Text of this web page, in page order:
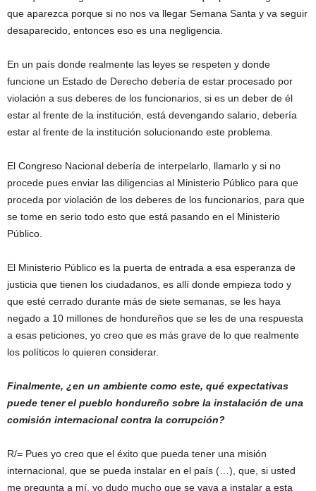
que aparezca porque si no nos va llegar Semana Santa y va seguir
desaparecido, entonces eso es una negligencia.
En un país donde realmente las leyes se respeten y donde
funcione un Estado de Derecho debería de estar procesado por
violación a sus deberes de los funcionarios, si es un deber de él
estar al frente de la institución, está devengando salario, debería
estar al frente de la institución solucionando este problema.
El Congreso Nacional debería de interpelarlo, llamarlo y si no
procede pues enviar las diligencias al Ministerio Público para que
proceda por violación de los deberes de los funcionarios, para que
se tome en serio todo esto que está pasando en el Ministerio
Público.
El Ministerio Público es la puerta de entrada a esa esperanza de
justicia que tienen los ciudadanos, es allí donde empieza todo y
que esté cerrado durante más de siete semanas, se les haya
negado a 10 millones de hondureños que se les de una respuesta
a esas peticiones, yo creo que es más grave de lo que realmente
los políticos lo quieren considerar.
Finalmente, ¿en un ambiente como este, qué expectativas
puede tener el pueblo hondureño sobre la instalación de una
comisión internacional contra la corrupción?
R/= Pues yo creo que el éxito que pueda tener una misión
internacional, que se pueda instalar en el país (…), que, si usted
me pregunta a mí, yo dudo mucho que se vaya a instalar a esta